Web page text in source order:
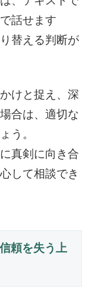
話せます
替える判断が
けと捉え、深
合は、適切な
う。
真剣に向き合
して相談でき
頼を失う上